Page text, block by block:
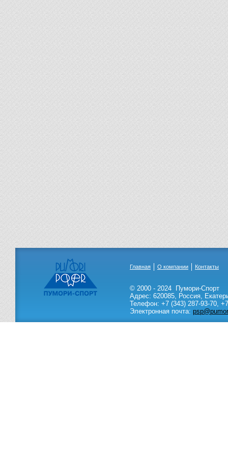
Главная О компании Контакты
© 2000 - 2024
Пумори-Спорт
Адрес: 620085, Россия,
Телефон: +7 (343) 287-93-70,
Электронная почта: